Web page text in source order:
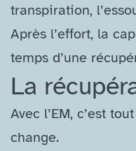
transpiration,
Après l’effort, la
temps d’une
La
Avec l’EM, c’est
change.